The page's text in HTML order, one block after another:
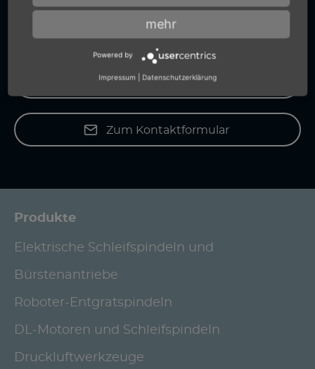
bekommen von uns auch präzise
+49 (0) 7159-18093-0
Zum Kontaktformular
Produkte
Elektrische Schleifspindeln und
Bürstenantriebe
Roboter-Entgratspindeln
DL-Motoren und Schleifspindeln
Druckluftwerkzeuge
mehr
Powered by
Impressum Datenschutzerklärung